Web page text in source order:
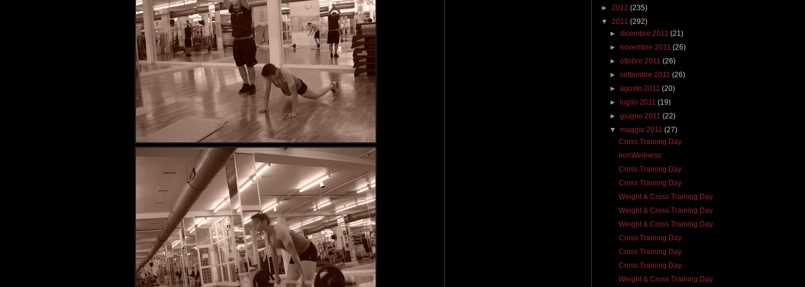
► 2012 (235)
▼ 2011 (292)
►dicembre 2011(21)
►novembre 2011(26)
►ottobre 2011(26)
►settembre 2011(26)
►agosto 2011(20)
►
luglio 2011(19)
►giugno 2011(22)
▼maggio 2011(27)
Cross Training Day
IronWellness
Cross Training Day
Cross Training Day
Weight & Cross Training Day
Weight & Cross Training Day
Weight & Cross Training Day
Cross Training Day
Cross Training Day
Cross Training Day
Weight & Cross Training Day